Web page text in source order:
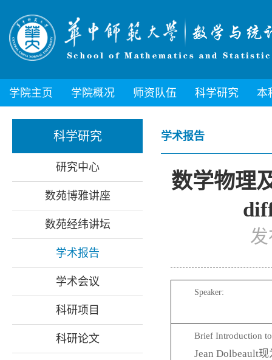
学院主页 学院概况 师资队伍 科学研究 本
科学研究
研究中心
数苑博雅讲座
数苑经纬讲坛
学术报告
学术会议
科研项目
科研论文
学术报告
数学物理
Speaker:
Brief Introduction to
Jean Dolbeault现